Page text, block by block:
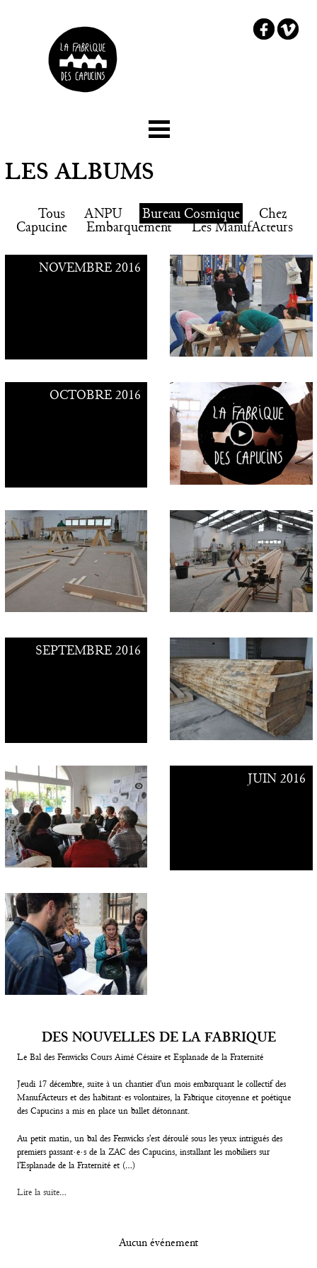
☰ Menu
Les partenaires
Comment embarquer ?
Chez Capucine
Contacts
LES ALBUMS
Tous ANPU Bureau Cosmique Chez
Capucine Embarquement Les ManufActeurs
NOVEMBRE 2016
OCTOBRE 2016
SEPTEMBRE 2016
JUIN 2016
DES NOUVELLES DE LA FABRIQUE
Le Bal des Fenwicks Cours Aimé Césaire et Esplanade de la Fraternité
Jeudi 17 décembre, suite à un chantier d’un mois embarquant le collectif des
ManufActeurs et des habitant·es volontaires, la Fabrique citoyenne et poétique
des Capucins a mis en place un ballet détonnant.
Au petit matin, un bal des Fenwicks s’est déroulé sous les yeux intrigués des
premiers passant·e·s de la ZAC des Capucins, installant les mobiliers sur
l’Esplanade de la Fraternité et (…)
Lire la suite...
Aucun événement